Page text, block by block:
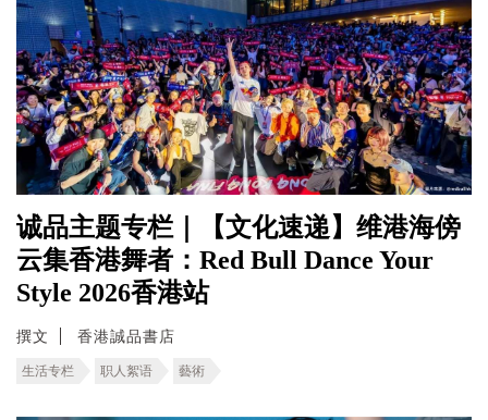
诚品主题专栏｜【文化速递】维港海傍
云集香港舞者：Red Bull Dance Your
Style 2026香港站
撰文 香港誠品書店
生活专栏 职人絮语 藝術